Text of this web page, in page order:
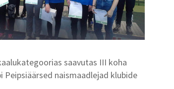
saavutas III koha
naismaadlejad klubide